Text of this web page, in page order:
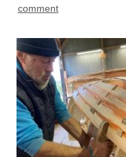
comment